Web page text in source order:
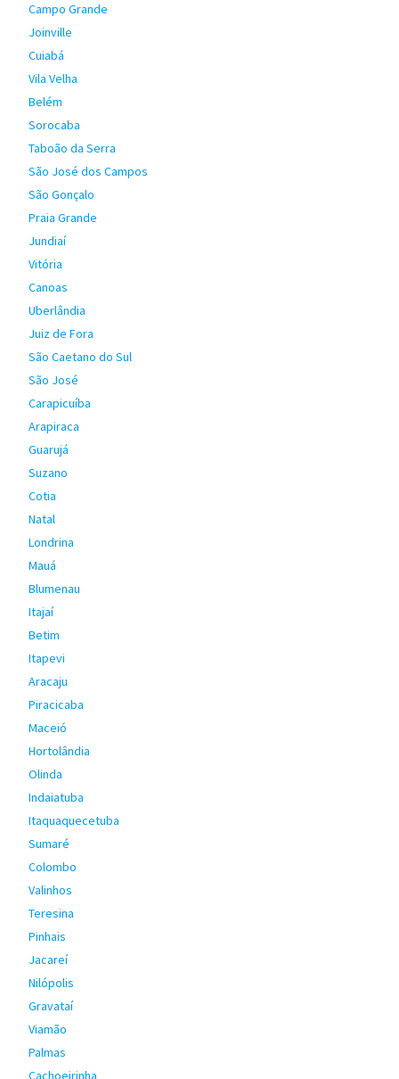
Campo Grande
Joinville
Cuiabá
Vila Velha
Belém
Sorocaba
Taboão da Serra
São José dos Campos
São Gonçalo
Praia Grande
Jundiaí
Vitória
Canoas
Uberlândia
Juiz de Fora
São Caetano do Sul
São José
Carapicuíba
Arapiraca
Guarujá
Suzano
Cotia
Natal
Londrina
Mauá
Blumenau
Itajaí
Betim
Itapevi
Aracaju
Piracicaba
Maceió
Hortolândia
Olinda
Indaiatuba
Itaquaquecetuba
Sumaré
Colombo
Valinhos
Teresina
Pinhais
Jacareí
Nilópolis
Gravataí
Viamão
Palmas
Cachoeirinha